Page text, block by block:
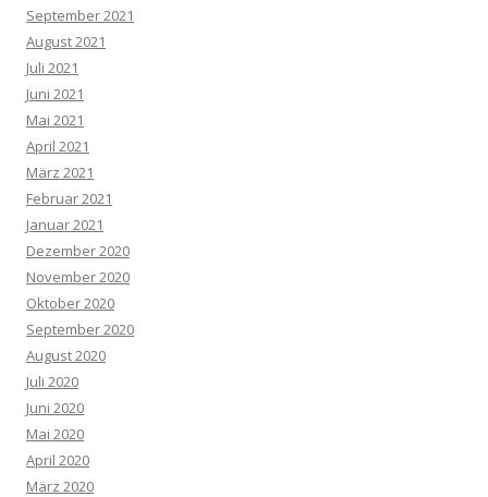
September 2021
August 2021
Juli 2021
Juni 2021
Mai 2021
April 2021
März 2021
Februar 2021
Januar 2021
Dezember 2020
November 2020
Oktober 2020
September 2020
August 2020
Juli 2020
Juni 2020
Mai 2020
April 2020
März 2020